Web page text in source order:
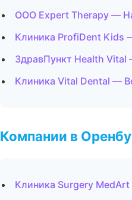
ООО Expert Therapy —
Клиника ProfiDent Kids
ЗдравПункт Health
Клиника Vital Dental —
Компании в
Клиника Surgery